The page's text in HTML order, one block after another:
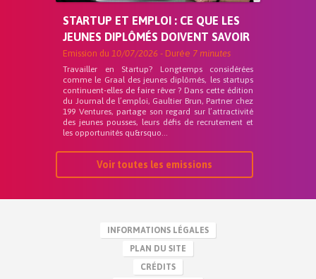
STARTUP ET EMPLOI : CE QUE LES
JEUNES DIPLÔMÉS DOIVENT SAVOIR
Emission du 10/07/2026 - Durée 7 minutes
Travailler en Startup? Longtemps considérées
comme le Graal des jeunes diplômés, les startups
continuent-elles de faire rêver ? Dans cette édition
du Journal de l’emploi, Gaultier Brun, Partner chez
199 Ventures, partage son regard sur l’attractivité
des jeunes pousses, leurs défis de recrutement et
les opportunités qu&rsquo...
Voir toutes les emissions
INFORMATIONS LÉGALES
PLAN DU SITE
CRÉDITS